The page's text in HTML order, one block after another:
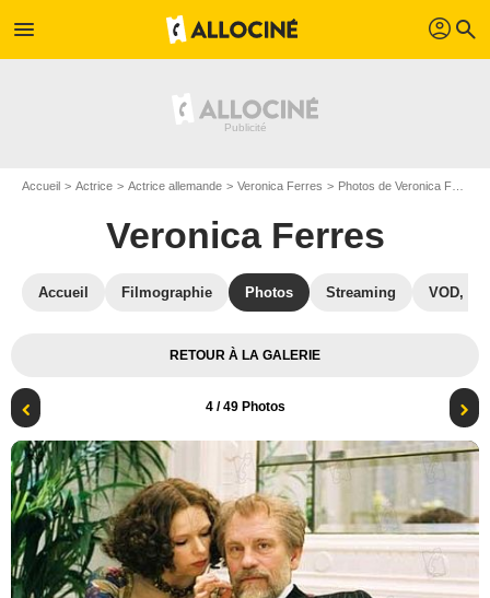
menu profil search
Accueil Actrice Actrice allemande Veronica Ferres Photos de Veronica Ferres
Veronica Ferres
Accueil Filmographie Photos Streaming VOD,
RETOUR À LA GALERIE
4/ 49 Photos